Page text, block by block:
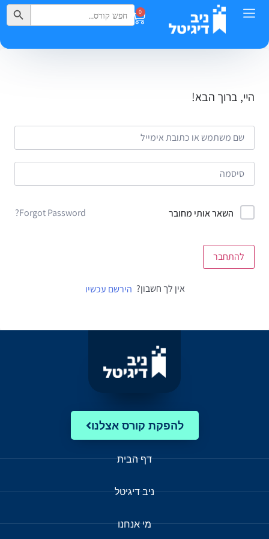
0
Search
for:
Search Button
היי, ברוך הבא!
השאר אותי מחובר Forgot Password?
להתחבר
אין לך חשבון? הירשם עכשיו
להפקת קורס אצלנו
דף הבית
ניב דיגיטל
מי אנחנו